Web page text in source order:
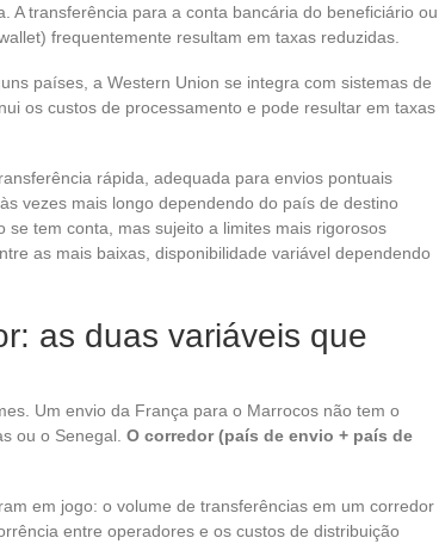
A transferência para a conta bancária do beneficiário ou
frequentemente resultam em taxas reduzidas.
países, a Western Union se integra com sistemas de
os custos de processamento e pode resultar em taxas
rápida, adequada para envios pontuais
vezes mais longo dependendo do país de destino
se tem conta, mas sujeito a limites mais rigorosos
as mais baixas, disponibilidade variável dependendo
as duas variáveis que
Um envio da França para o Marrocos não tem o
ou o Senegal. O corredor (país de envio + país de
em jogo: o volume de transferências em um corredor
entre operadores e os custos de distribuição